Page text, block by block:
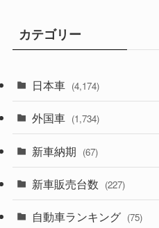
カテゴリー
日本車 (4,174)
(1,321)
(329)
外国車 (1,734)
(242)
新車納期 (67)
(28)
(8)
新車販売台数 (227)
(21)
自動車ランキング (75)